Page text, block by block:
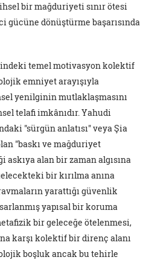
bir mağduriyeti sınır ötesi
dönüştürme başarısında
temel motivasyon kolektif
emniyet arayışıyla
yenilginin mutlaklaşmasını
telafi imkânıdır. Yahudi
"sürgün anlatısı" veya Şia
"baskı ve mağduriyet
alan bir zaman algısına
bir kırılma anına
yarattığı güvenlik
yapısal bir koruma
bir geleceğe ötelenmesi,
karşı kolektif bir direnç alanı
boşluk ancak bu tehirle